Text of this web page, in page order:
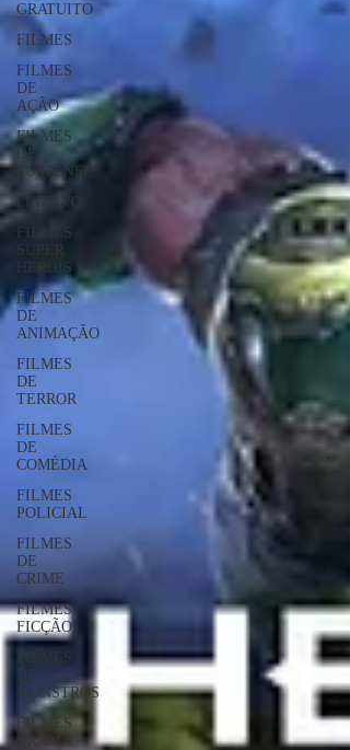
GRATUITO
FILMES
FILMES
DE
AÇÃO
FILMES
DE
SUSPENSE
FURTIVO
FILMES
SUPER
HERÓIS
FILMES
DE
ANIMAÇÃO
FILMES
DE
TERROR
FILMES
DE
COMÉDIA
FILMES
POLICIAL
FILMES
DE
CRIME
FILMES
FICÇÃO
DE
MONSTROS
FILMES
DRAMA